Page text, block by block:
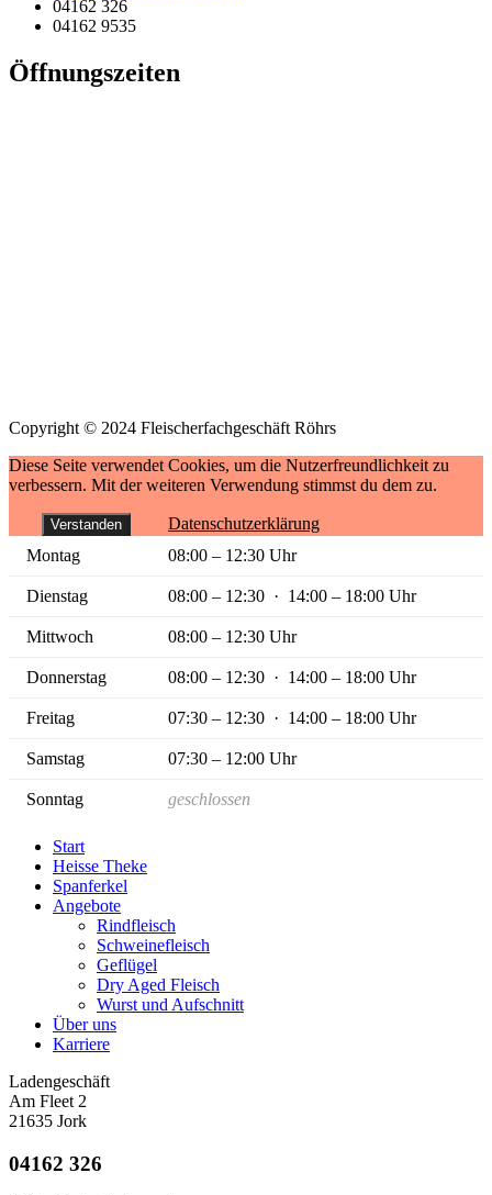
04162 326
04162 9535
Öffnungszeiten
Copyright © 2024 Fleischerfachgeschäft Röhrs
Diese Seite verwendet Cookies, um die Nutzerfreundlichkeit zu
verbessern. Mit der weiteren Verwendung stimmst du dem zu.
Verstanden
Datenschutzerklärung
Montag
08:00 – 12:30 Uhr
Dienstag 08:00 – 12:30 · 14:00 – 18:00 Uhr
Mittwoch 08:00 – 12:30 Uhr
Donnerstag 08:00 – 12:30 · 14:00 – 18:00 Uhr
Freitag 07:30 – 12:30 · 14:00 – 18:00 Uhr
Samstag 07:30 – 12:00 Uhr
Sonntag geschlossen
Start
Heisse Theke
Spanferkel
Angebote
Rindfleisch
Schweinefleisch
Geflügel
Dry Aged Fleisch
Wurst und Aufschnitt
Über uns
Karriere
Ladengeschäft
Am Fleet 2
21635 Jork
04162 326